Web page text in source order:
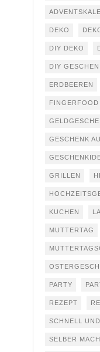
DEKO
DIY DEKO
DIY
ERDBEEREN
FINGERFOOD
GESCHENK
GRILLEN
KUCHEN
MUTTERTAG
PARTY
REZEPT
SCHNELL
SELBER